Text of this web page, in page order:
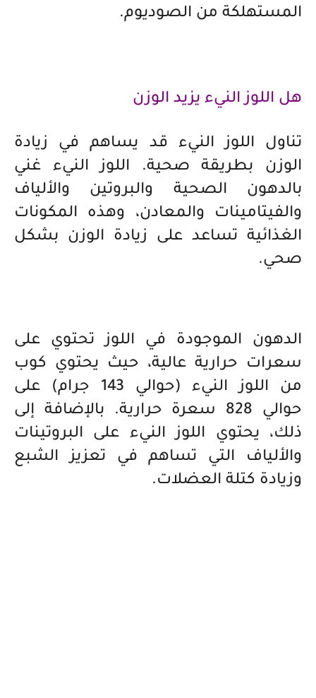
المستهلكة من الصوديوم.
هل اللوز النيء يزيد الوزن
تناول اللوز النيء قد يساهم في زيادة
الوزن بطريقة صحية. اللوز النيء غني
بالدهون الصحية والبروتين والألياف
والفيتامينات والمعادن، وهذه المكونات
الغذائية تساعد على زيادة الوزن بشكل
صحي.
الدهون الموجودة في اللوز تحتوي على
سعرات حرارية عالية، حيث يحتوي كوب
من اللوز النيء (حوالي 143 جرام) على
حوالي 828 سعرة حرارية. بالإضافة إلى
ذلك، يحتوي اللوز النيء على البروتينات
والألياف التي تساهم في تعزيز الشبع
وزيادة كتلة العضلات.